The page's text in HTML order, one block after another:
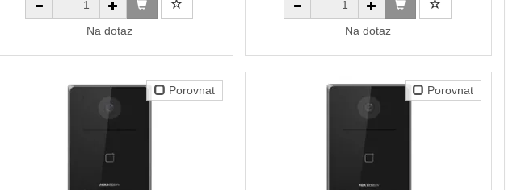
Na dotaz Na dotaz
Porovnat Porovnat